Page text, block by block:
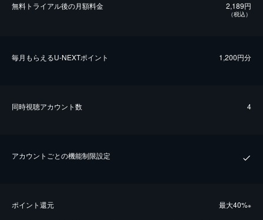
無料トライアル後の⽉額料金 2,189円
（税込）
毎⽉もらえるU-NEXTポイント 1,200円分
同時視聴アカウント数 4
アカウントごとの機能制限設定
ポイント還元 最⼤40%※